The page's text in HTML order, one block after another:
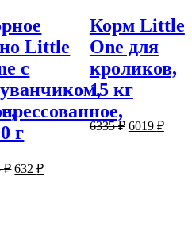
Little
с
г
₽ Первоначальная
632₽Текущая
Корм Little
One для
кроликов,
15 кг
6335₽ 6019 ₽